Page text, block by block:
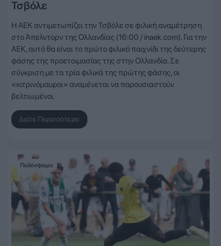
Τσβόλε
Η ΑΕΚ αντιμετωπίζει την Τσβόλε σε φιλική αναμέτρηση
στο Άπελντορν της Ολλανδίας (16:00 / inaek.com). Για την
ΑΕΚ, αυτό θα είναι το πρώτο φιλικό παιχνίδι της δεύτερης
φάσης της προετοιμασίας της στην Ολλανδία. Σε
σύγκριση με τα τρία φιλικά της πρώτης φάσης, οι
«κιτρινόμαυροι» αναμένεται να παρουσιαστούν
βελτιωμένοι.
Δείτε Περισσότερα
Ποδόσφαιρο